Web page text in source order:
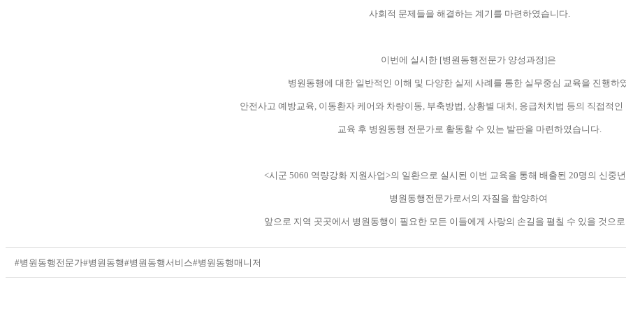
사회적 문제들을 해결하는 계기를 마련하였습니다
이번에 실시한 [병원동행전문가 양성과정]은
병원동행에 대한 일반적인 이해 및 다양한 실제 사례를 통한 실무중심 교육을 진행하
안전사고 예방교육 이동환자 케어와 차량이동 부축방법 상황별 대처 응급처치법 등의 직접적
교육 후 병원동행 전문가로 활동할 수 있는 발판을 마련하였습니다
<시군 5060 역량강화 지원사업>의 일환으로 실시된 이번 교육을 통해 배출된 20명의 신중
병원동행전문가로서의 자질을 함양하여
앞으로 지역 곳곳에서 병원동행이 필요한 모든 이들에게 사랑의 손길을 펼칠 수 있을 것으
#병원동행전문가#병원동행#병원동행서비스#병원동행매니저